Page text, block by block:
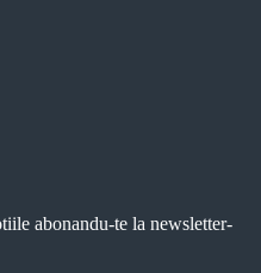
abonandu-te la newsletter-